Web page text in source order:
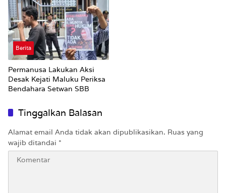
Berita
Permanusa Lakukan Aksi
Desak Kejati Maluku Periksa
Bendahara Setwan SBB
Tinggalkan Balasan
Alamat email Anda tidak akan dipublikasikan. Ruas yang
wajib ditandai *